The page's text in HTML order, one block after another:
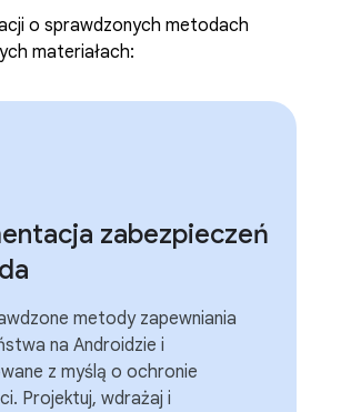
o sprawdzonych metodach
materiałach:
zabezpieczeń
metody zapewniania
na Androidzie i
z myślą o ochronie
Projektuj, wdrażaj i